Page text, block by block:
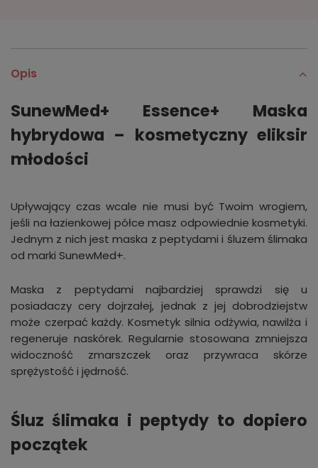
Opis
SunewMed+ Essence+ Maska
hybrydowa – kosmetyczny eliksir
młodości
Upływający czas wcale nie musi być Twoim wrogiem,
jeśli na łazienkowej półce masz odpowiednie kosmetyki.
Jednym z nich jest maska z peptydami i śluzem ślimaka
od marki SunewMed+.
Maska z peptydami najbardziej sprawdzi się u
posiadaczy cery dojrzałej, jednak z jej dobrodziejstw
może czerpać każdy. Kosmetyk silnia odżywia, nawilża i
regeneruje naskórek. Regularnie stosowana zmniejsza
widoczność zmarszczek oraz przywraca skórze
sprężystość i jędrność.
Śluz ślimaka i peptydy to dopiero
początek